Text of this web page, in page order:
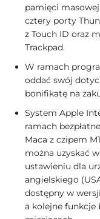
pamięci
cztery porty
z Touch ID oraz
Trackpad.
W ramach
oddać swój
bonifikatę na
System Apple
ramach
Maca z czipem
można uzyskać
ustawieniu dla
angielskiego
dostępny w
a kolejne funkcje